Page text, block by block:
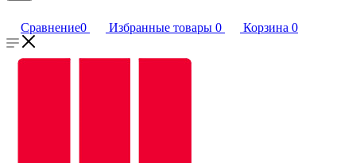
Сравнение0 Избранные товары 0 Корзина 0